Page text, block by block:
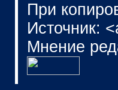
При
Источник:
Мнение